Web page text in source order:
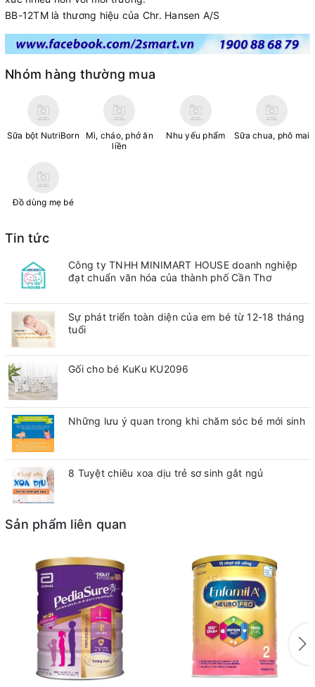
BB-12TM là thương hiệu của Chr. Hansen A/S
Nhóm hàng thường mua
Sữa bột NutriBorn
Mì, cháo, phở ăn
liền
Nhu yếu phẩm Sữa chua, phô mai
Đồ dùng mẹ bé
Tin tức
Công ty TNHH MINIMART HOUSE doanh nghiệp
đạt chuẩn văn hóa của thành phố Cần Thơ
Sự phát triển toàn diện của em bé từ 12-18 tháng
tuổi
Gối cho bé KuKu KU2096
Những lưu ý quan trong khi chăm sóc bé mới sinh
8 Tuyệt chiêu xoa dịu trẻ sơ sinh gắt ngủ
Sản phẩm liên quan